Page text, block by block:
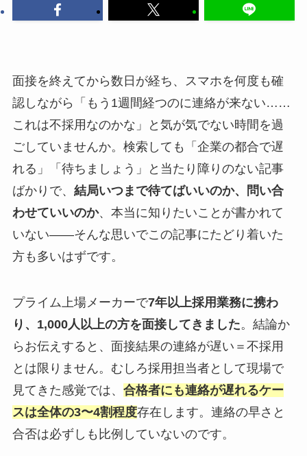
面接を終えてから数日が経ち、スマホを何度も確
認しながら「もう1週間経つのに連絡が来ない……
これは不採用なのかな」と気が気でない時間を過
ごしていませんか。検索しても「企業の都合で遅
れる」「待ちましょう」と当たり障りのない記事
ばかりで、 結局いつまで待てばいいのか、問い合
わせていいのか、本当に知りたいことが書かれて
いない——そんな思いでこの記事にたどり着いた
方も多いはずです。
プライム上場メーカーで7年以上採用業務に携わ
り、1,000人以上の方を面接してきました。結論か
らお伝えすると、面接結果の連絡が遅い＝不採用
とは限りません。むしろ採用担当者として現場で
見てきた感覚では、 合格者にも連絡が遅れるケー
スは全体の3〜4割程度存在します。連絡の早さと
合否は必ずしも比例していないのです。